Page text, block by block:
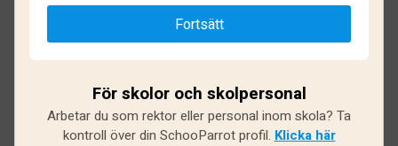
Utmärkt
Undermålig
Fortsätt
För skolor och skolpersonal
Arbetar du som rektor eller personal inom skola? Ta
kontroll över din SchooParrot profil. Klicka här